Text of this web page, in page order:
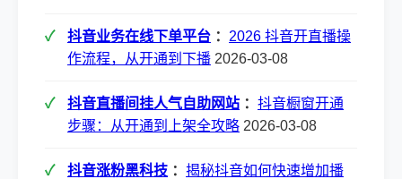
抖音业务在线下单平台 ： 2026 抖音开直播操
作流程，从开通到下播 2026-03-08
抖音直播间挂人气自助网站 ： 抖音橱窗开通
步骤：从开通到上架全攻略 2026-03-08
抖音涨粉黑科技 ： 揭秘抖音如何快速增加播